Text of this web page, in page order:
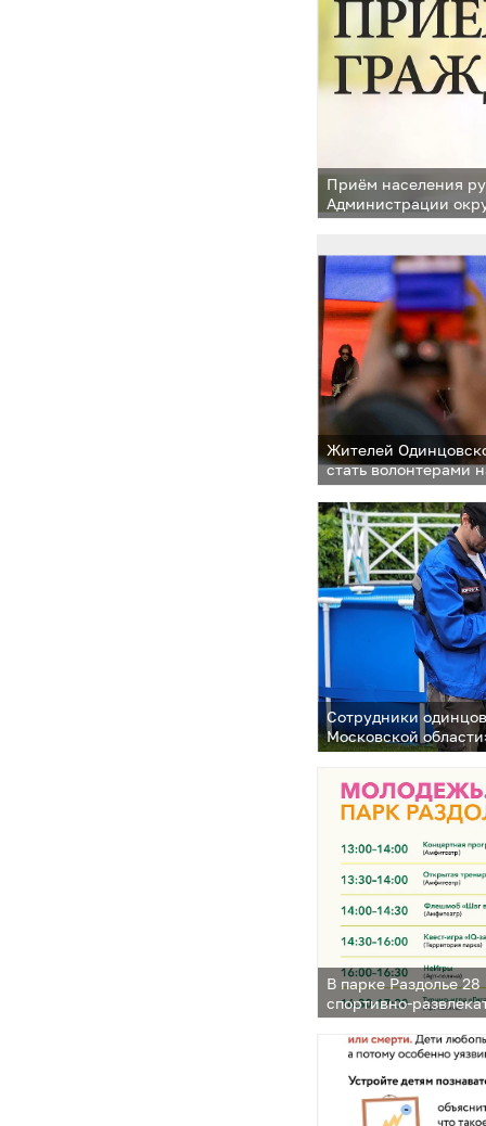
Приём населения
Администрации
пройдёт 1 июля в
Жителей
стать волонтерами
музыкальном
Сотрудники
Московской
систему точного
В парке Раздолье
спортивно-
«Молодежь. Спорт.